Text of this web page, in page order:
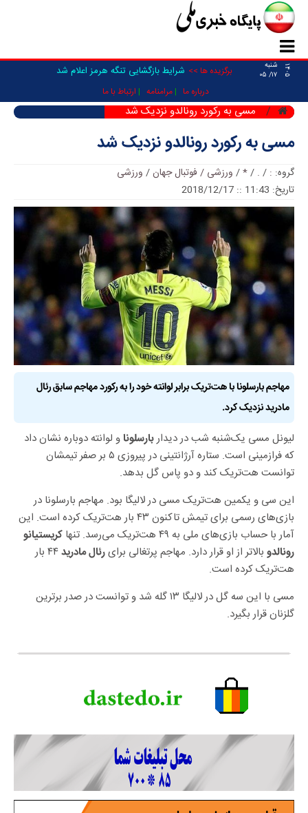
۱۴۰۵
شنبه
۱۷/ ۰۵
برگزیده ها >> شرایط بازگشایی تنگه هرمز اعلام شد
درباره ما مرامنامه ارتباط با ما
مسی به رکورد رونالدو نزدیک شد
مسی به رکورد رونالدو نزدیک شد
گروه: :
/
.
/
*
/ ورزشی / فوتبال جهان/ ورزشی
تاریخ: 11:43 :: 2018/12/17
مهاجم بارسلونا با هت‌تریک برابر لوانته خود را به رکورد مهاجم سابق رئال
مادرید نزدیک کرد.
لیونل مسی یک‌شنبه شب در دیداربارسلوناو لوانته دوباره نشان داد
که فرازمینی است. ستاره آرژانتینی در پیروزی ۵ بر صفر تیمشان
توانست هت‌تریک کند و دو پاس گل بدهد.
این سی و یکمین هت‌تریک مسی در لالیگا بود. مهاجم بارسلونا در
بازی‌های رسمی برای تیمش تاکنون ۴۳ بار هت‌تریک کرده است. این
آمار با حساب بازی‌های ملی به ۴۹ هت‌تریک می‌رسد. تنها
کریستیانو
رونالدو بالاتر از او قرار دارد. مهاجم پرتغالی برایرئال مادرید
۴۴ بار
هت‌تریک کرده است.
مسی با این سه گل در لالیگا ۱۳ گله شد و توانست در صدر برترین
گلزنان قرار بگیرد.